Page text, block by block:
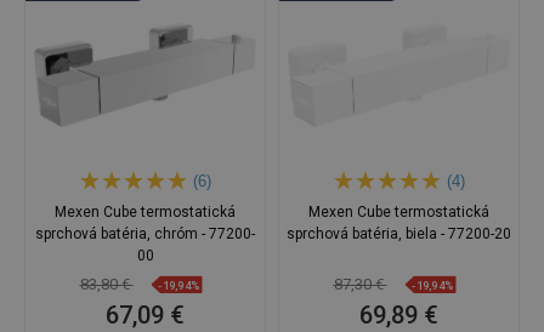
(6)
Mexen Cube termostatická
sprchová batéria, chróm - 77200-
00
83,80 € -19,94%
67,09 €
(4)
Mexen Cube termostatická
sprchová batéria, biela - 77200-20
87,30 € -19,94%
69,89 €